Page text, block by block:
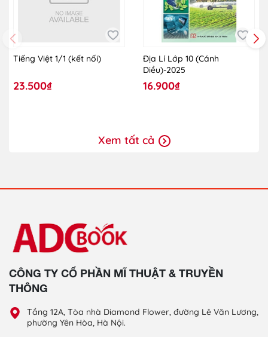
Tiếng Việt 1/1 (kết nối)
23.500₫
Địa Lí Lớp 10 (Cánh
Diều)-2025
16.900₫
Xem tất cả
CÔNG TY CỔ PHẦN MĨ THUẬT & TRUYỀN
THÔNG
Tầng 12A, Tòa nhà Diamond Flower, đường Lê Văn Lương,
phường Yên Hòa, Hà Nội.